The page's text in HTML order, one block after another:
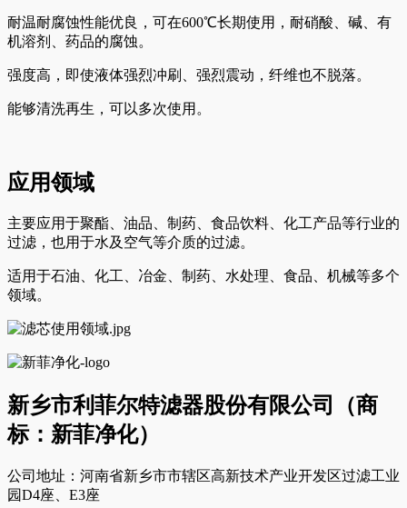
耐温耐腐蚀性能优良，可在600℃长期使用，耐硝酸、碱、有
机溶剂、药品的腐蚀。
强度高，即使液体强烈冲刷、强烈震动，纤维也不脱落。
能够清洗再生，可以多次使用。
应用领域
主要应用于聚酯、油品、制药、食品饮料、化工产品等行业的
过滤，也用于水及空气等介质的过滤。
适用于石油、化工、冶金、制药、水处理、食品、机械等多个
领域。
新乡市利菲尔特滤器股份有限公司（商
标：新菲净化）
公司地址：河南省新乡市市辖区高新技术产业开发区过滤工业
园D4座、E3座